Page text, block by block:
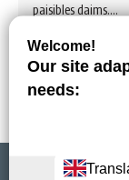
paisibles daims.…
Voir hébergement